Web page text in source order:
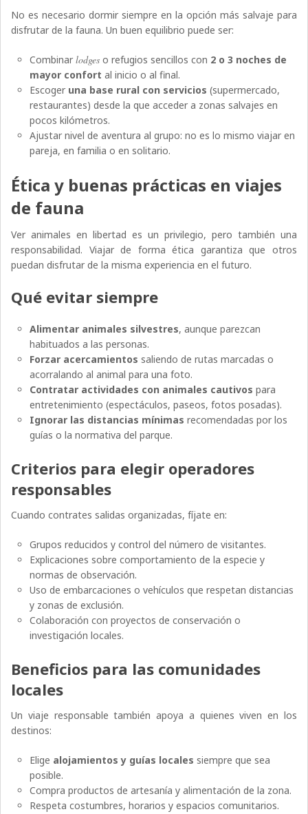
No es necesario dormir siempre en la opción más salvaje para
disfrutar de la fauna. Un buen equilibrio puede ser:
Combinar lodgeso refugios sencillos con 2 o 3 noches de
mayor confort al inicio o al final.
Escoger una base rural con servicios (supermercado,
restaurantes) desde la que acceder a zonas salvajes en
pocos kilómetros.
Ajustar nivel de aventura al grupo: no es lo mismo viajar en
pareja, en familia o en solitario.
Ética y buenas prácticas en viajes
de fauna
Ver animales en libertad es un privilegio, pero también una
responsabilidad. Viajar de forma ética garantiza que otros
puedan disfrutar de la misma experiencia en el futuro.
Qué evitar siempre
Alimentar animales silvestres, aunque parezcan
habituados a las personas.
Forzar acercamientos saliendo de rutas marcadas o
acorralando al animal para una foto.
Contratar actividades con animales cautivos para
entretenimiento (espectáculos, paseos, fotos posadas).
Ignorar las distancias mínimas recomendadas por los
guías o la normativa del parque.
Criterios para elegir operadores
responsables
Cuando contrates salidas organizadas, fíjate en:
Grupos reducidos y control del número de visitantes.
Explicaciones sobre comportamiento de la especie y
normas de observación.
Uso de embarcaciones o vehículos que respetan distancias
y zonas de exclusión.
Colaboración con proyectos de conservación o
investigación locales.
Beneficios para las comunidades
locales
Un viaje responsable también apoya a quienes viven en los
destinos:
Elige alojamientos y guías locales siempre que sea
posible.
Compra productos de artesanía y alimentación de la zona.
Respeta costumbres, horarios y espacios comunitarios.